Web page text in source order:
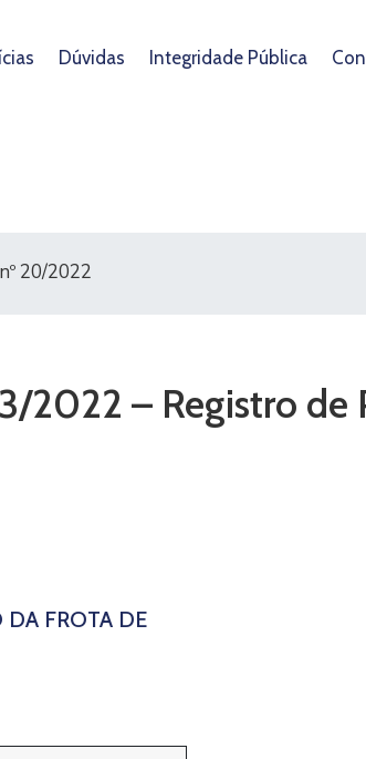
Dúvidas Integridade Pública
20/2022
2022 – Registro de
DA FROTA DE